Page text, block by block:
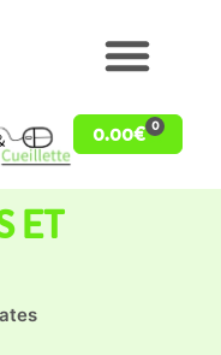
0.00€ 0
ET